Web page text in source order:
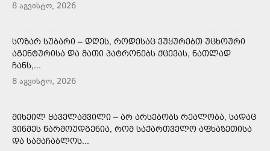
8 აგვისტო, 2026
ᲡᲝᲖᲐᲠ ᲡᲣᲑᲐᲠᲘ – ᲓᲦᲔᲡ, ᲠᲝᲓᲔᲡᲐᲪ ᲕᲣᲧᲣᲠᲔᲑᲗ ᲣᲪᲮᲝᲣᲠᲘ
ᲐᲒᲔᲜᲢᲣᲠᲘᲡᲐ ᲓᲐ ᲛᲐᲗᲘ ᲞᲐᲢᲠᲝᲜᲔᲑᲡ ᲥᲪᲔᲕᲐᲡ, ᲜᲐᲗᲚᲐᲓ
ᲩᲐᲜᲡ,...
8 აგვისტო, 2026
ᲛᲘᲮᲔᲘᲚ ᲧᲐᲕᲔᲚᲐᲨᲕᲘᲚᲘ – ᲐᲠ ᲐᲠᲡᲔᲑᲝᲑᲡ ᲠᲔᲐᲚᲝᲑᲐ, ᲡᲐᲓᲐᲪ
ᲕᲘᲜᲛᲔᲡ ᲬᲐᲠᲛᲝᲣᲓᲒᲔᲜᲘᲐ, ᲠᲝᲛ ᲡᲐᲥᲐᲠᲗᲕᲔᲚᲝ ᲐᲤᲮᲐᲖᲔᲗᲘᲡᲐ
ᲓᲐ ᲡᲐᲛᲐᲩᲐᲑᲚᲝᲡ...